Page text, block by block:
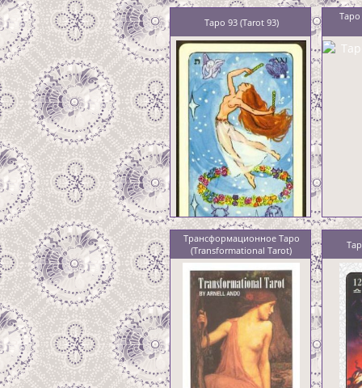
Таро 93 (Tarot 93)
Трансформационное Таро
(Transformational Tarot)